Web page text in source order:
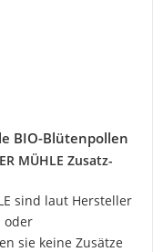
BIO-Blütenpollen
MÜHLE Zusatz-
sind laut Hersteller
oder
sie keine Zusätze